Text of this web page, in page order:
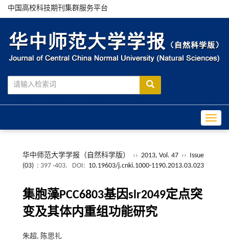
中国高校科技期刊集群服务平台
华中师范大学学报（自然科学版） ›› 2013, Vol. 47 ››
Issue
(03) : 397 -403. DOI: 10.19603/j.cnki.1000-1190.2013.03.023
集胞藻PCC6803基因slr2049定点突
变及其体内重组功能研究
朱超, 陈思礼